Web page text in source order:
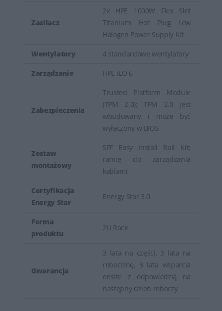
Zasilacz
2x HPE 1000W Flex Slot
Titanium Hot Plug Low
Halogen Power Supply Kit
Wentylatory 4 standardowe wentylatory
Zarządzanie HPE iLO 6
Zabezpieczenia
Trusted Platform Module
(TPM 2.0); TPM 2.0 jest
wbudowany i może być
wyłączony w BIOS
Zestaw
montażowy
SFF Easy Install Rail Kit;
ramię do zarządzania
kablami
Certyfikacja
Energy Star
Energy Star 3.0
Forma
produktu
2U Rack
Gwarancja
3 lata na części, 3 lata na
robociznę, 3 lata wsparcia
onsite z odpowiedzią na
następny dzień roboczy